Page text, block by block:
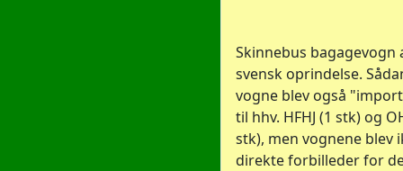
Skinnebus bagagevogn
svensk oprindelse.
vogne blev også
til hhv. HFHJ (1 stk) og
stk), men vognene blev
direkte forbilleder for